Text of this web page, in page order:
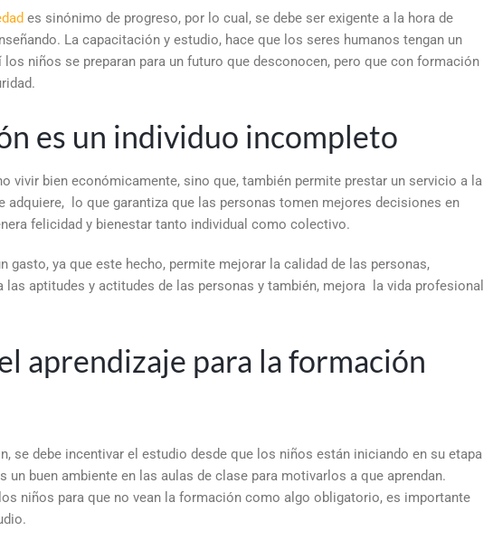
es sinónimo de progreso, por lo cual, se debe ser exigente a la hora de
La capacitación y estudio, hace que los seres humanos tengan un
niños se preparan para un futuro que desconocen, pero que con formación
es un individuo incompleto
vivir bien económicamente, sino que, también permite prestar un servicio a la
adquiere, lo que garantiza que las personas tomen mejores decisiones en
felicidad y bienestar tanto individual como colectivo.
gasto, ya que este hecho, permite mejorar la calidad de las personas,
aptitudes y actitudes de las personas y también, mejora la vida profesional
aprendizaje para la formación
se debe incentivar el estudio desde que los niños están iniciando en su etapa
buen ambiente en las aulas de clase para motivarlos a que aprendan.
niños para que no vean la formación como algo obligatorio, es importante